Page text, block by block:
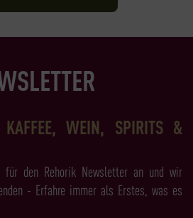
WEIN, SPIRITS &
für den Rehorik Newsletter an und wir
- Erfahre immer als Erstes, was es